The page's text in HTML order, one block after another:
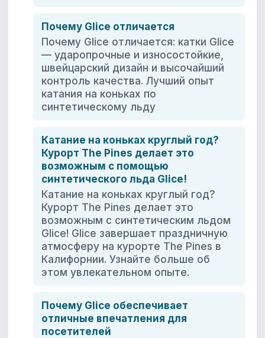
Почему Glice отличается
Почему Glice отличается: катки Glice
— ударопрочные и износостойкие,
швейцарский дизайн и высочайший
контроль качества. Лучший опыт
катания на коньках по
синтетическому льду
Катание на коньках круглый год?
Курорт The Pines делает это
возможным с помощью
синтетического льда Glice!
Катание на коньках круглый год?
Курорт The Pines делает это
возможным с синтетическим льдом
Glice! Glice завершает праздничную
атмосферу на курорте The Pines в
Калифорнии. Узнайте больше об
этом увлекательном опыте.
Почему Glice обеспечивает
отличные впечатления для
посетителей